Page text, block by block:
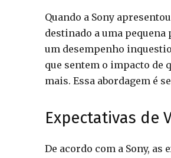
Quando a Sony
destinado a uma
um desempenho
que sentem o impacto de
mais. Essa abordagem é
Expectativas de
De acordo com a Sony, as